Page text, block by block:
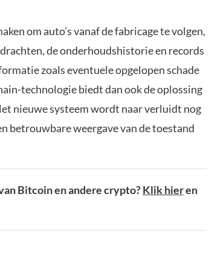
om auto’s vanaf de fabricage te volgen,
de onderhoudshistorie en records
zoals eventuele opgelopen schade
technologie biedt dan ook de oplossing
nieuwe systeem wordt naar verluidt nog
betrouwbare weergave van de toestand
Bitcoin en andere crypto?Klik hieren